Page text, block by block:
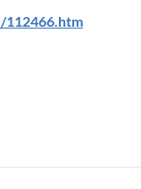
112466.htm